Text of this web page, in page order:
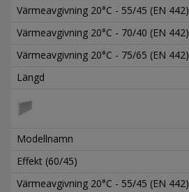
Värmeavgivning 20°C - 55/45 (EN 442)
Värmeavgivning 20°C - 70/40 (EN 442)
Värmeavgivning 20°C - 75/65 (EN 442)
Längd
Modellnamn
Effekt (60/45)
Värmeavgivning 20°C - 55/45 (EN 442)